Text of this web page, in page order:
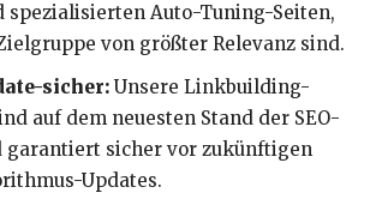
spezialisierten Auto-Tuning-Seiten,
von größter Relevanz sind.
sicher: Unsere Linkbuilding-
auf dem neuesten Stand der SEO-
garantiert sicher vor zukünftigen
Updates.